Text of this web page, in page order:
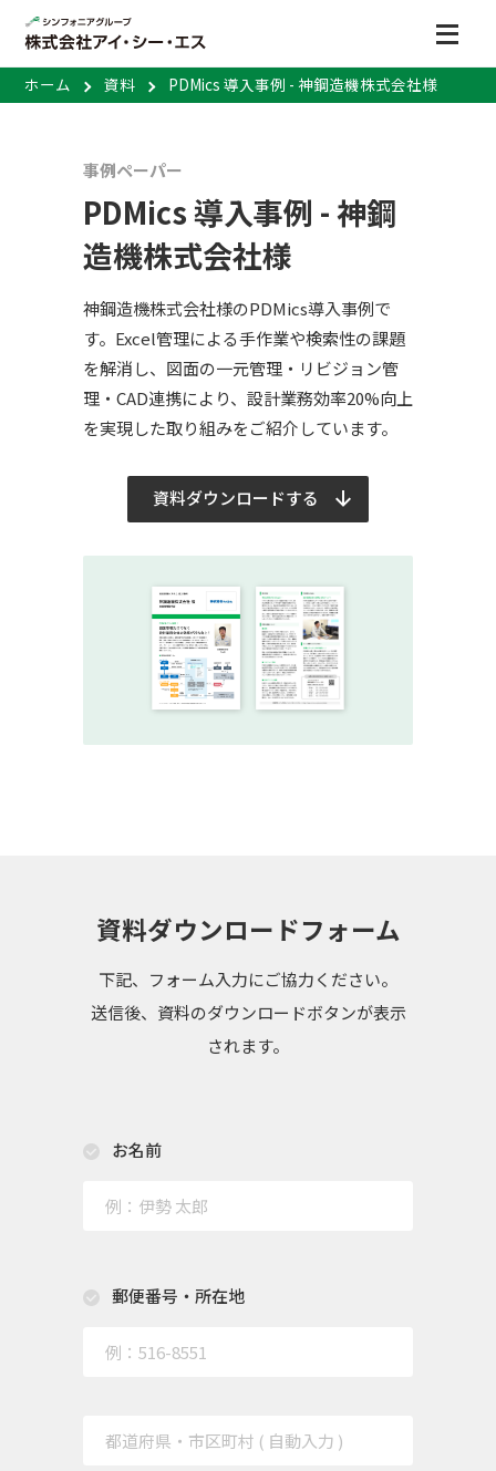
ホーム 資料 PDMics 導入事例 - 神鋼造機株式会社様
事例ペーパー
PDMics 導入事例 - 神鋼
造機株式会社様
神鋼造機株式会社様のPDMics導入事例で
す。Excel管理による手作業や検索性の課題
を解消し、図面の一元管理・リビジョン管
理・CAD連携により、設計業務効率20%向上
を実現した取り組みをご紹介しています。
資料ダウンロードする
資料ダウンロードフォーム
下記、フォーム入力にご協力ください。
送信後、資料のダウンロードボタンが表示
されます。
お名前
郵便番号・所在地